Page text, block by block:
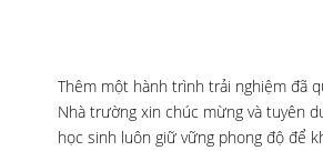
Thêm một hành trình trải nghiệm đã
Nhà trường xin chúc mừng và tuyên
học sinh luôn giữ vững phong độ để